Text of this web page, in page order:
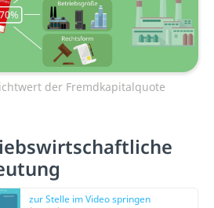
der Fremdkapitalquote
zur Stelle im Video springen